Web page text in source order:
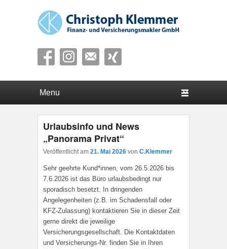
Finanz- und Versicherungsmakler GmbH
Urlaubsinfo und News
„Panorama Privat“
Veröffentlicht am 21. Mai 2026 von C.Klemmer
Sehr geehrte Kund*innen, vom 26.5.2026 bis
7.6.2026 ist das Büro urlaubsbedingt nur
sporadisch besetzt. In dringenden
Angelegenheiten (z.B. im Schadensfall oder
KFZ-Zulassung) kontaktieren Sie in dieser Zeit
gerne direkt die jeweilige
Versicherungsgesellschaft. Die Kontaktdaten
und Versicherungs-Nr. finden Sie in Ihren